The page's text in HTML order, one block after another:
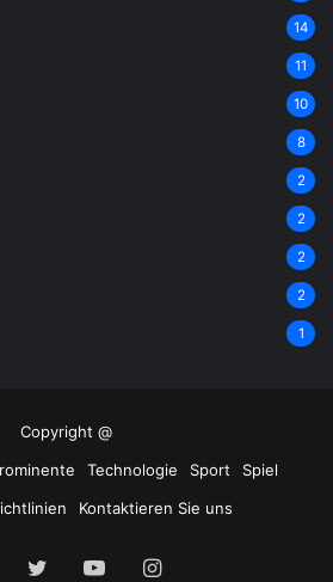
14
11
10
8
2
2
2
2
1
Copyright @
Technologie Sport
Spiel
Kontaktieren Sie uns
TwitterYouTubeInstagram